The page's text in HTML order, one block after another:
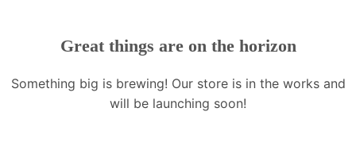
Great things are on the horizon
Something big is brewing! Our store is in the works and
will be launching soon!